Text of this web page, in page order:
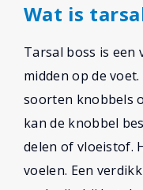
Wat is
Tarsal boss is
midden op de
soorten knobbels
kan de knobbel
delen of vloeistof.
voelen. Een